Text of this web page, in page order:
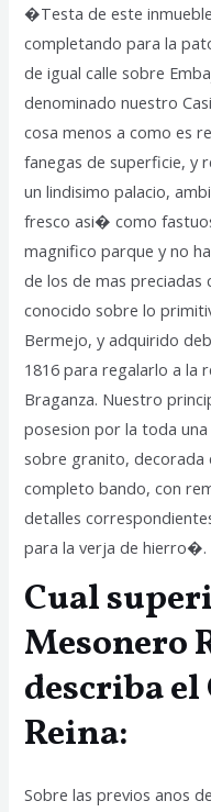
�Testa de este
completando para la
de igual calle sobre
denominado nuestro
cosa menos a como es
fanegas de superficie, y
un lindisimo palacio,
fresco asi� como
magnifico parque y no
de los de mas preciadas
conocido sobre lo
Bermejo, y adquirido
1816 para regalarlo a la
Braganza. Nuestro
posesion por la toda
sobre granito, decorada
completo bando, con
detalles
para la verja de hierro�.
Cual
Mesonero
describa el
Reina:
Sobre las previos anos